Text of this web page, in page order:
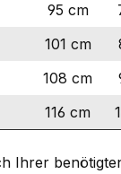
95 cm
101 cm
108 cm
116 cm
Ihrer